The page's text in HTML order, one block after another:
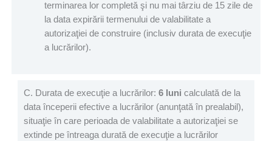
terminarea lor completă şi nu mai târziu de 15 zile de
la data expirării termenului de valabilitate a
autorizaţiei de construire (inclusiv durata de execuţie
a lucrărilor).
C. Durata de execuţie a lucrărilor: 6 luni calculată de la
data începerii efective a lucrărilor (anunţată în prealabil),
situaţie în care perioada de valabilitate a autorizaţiei se
extinde pe întreaga durată de execuţie a lucrărilor